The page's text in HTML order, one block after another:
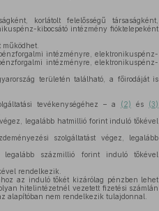
korlátolt felelősségű társaságként,
kibocsátó intézmény fióktelepeként
intézményre, elektronikuspénz-
intézményre, elektronikuspénz-
területén található, a főirodáját is
tevékenységéhez – a (2) és (3)
legalább hatmillió forint induló tőkével
szolgáltatást végez, legalább
legalább százmillió forint induló tőkével
rendelkezik.
az induló tőkét kizárólag pénzben lehet
hitelintézetnél vezetett fizetési számlán
alapítóban nem rendelkezik tulajdonnal.